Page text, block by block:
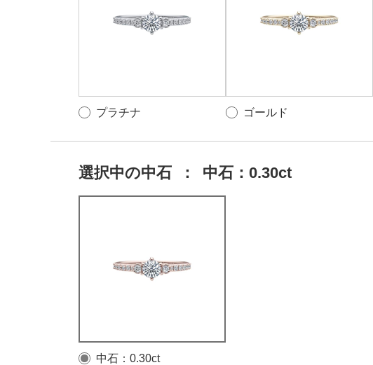
プラチナ ゴールド
選択中の中石 ： 中石：0.30ct
中石：0.30ct